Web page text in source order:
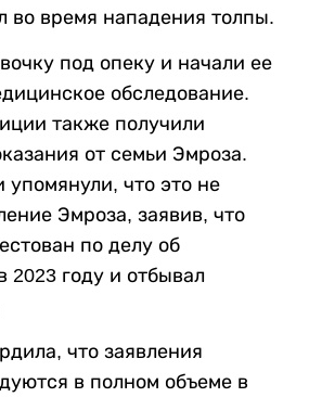
во время нападения толпы.
под опеку и начали ее
обследование.
также получили
от семьи Эмроза.
что это не
Эмроза, заявив, что
по делу об
2023 году и отбывал
что заявления
в полном объеме в